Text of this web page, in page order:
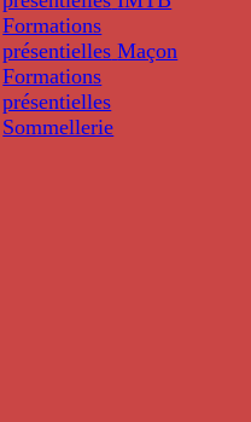
Formations
présentielles Maçon
Formations
présentielles
Sommellerie